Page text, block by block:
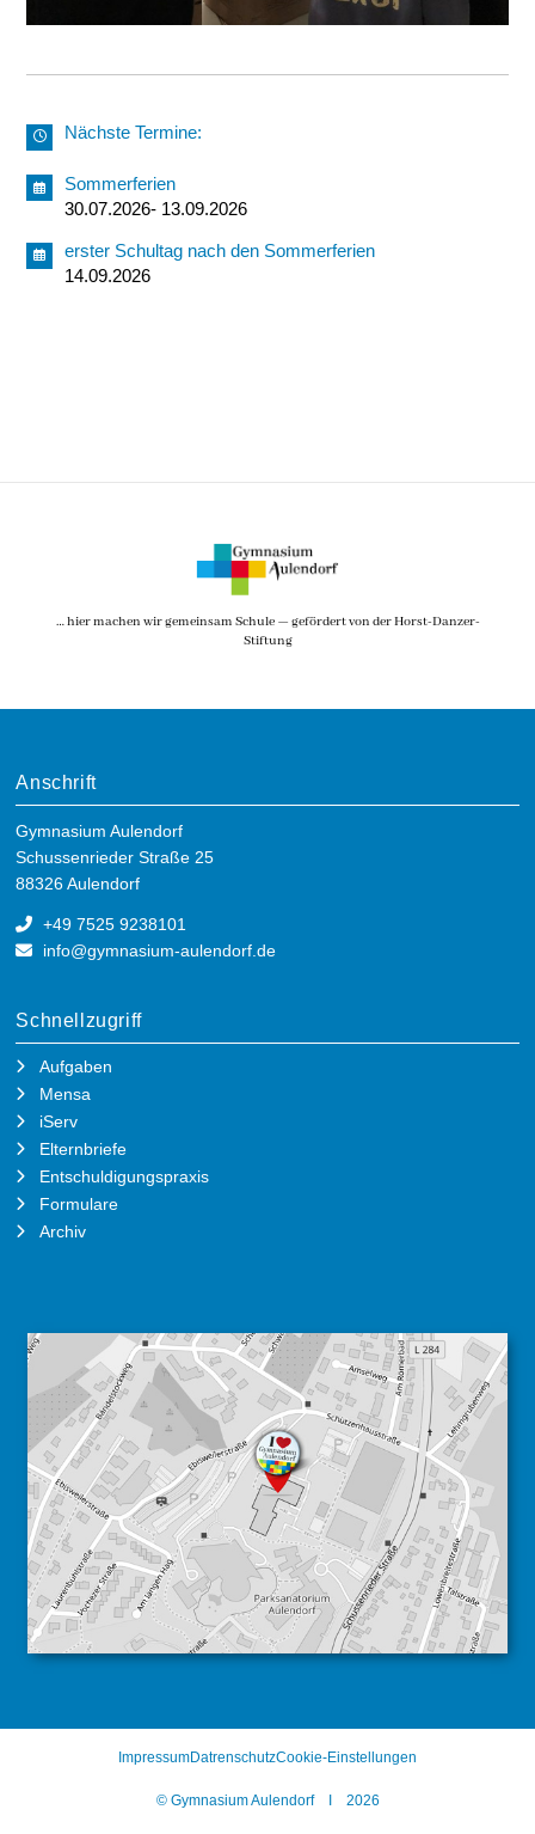
Nächste Termine:
Sommerferien
30.07.2026- 13.09.2026
erster Schultag nach den Sommerferien
14.09.2026
… hier machen wir gemeinsam Schule — gefördert von der Horst-Danzer-
Stiftung
Anschrift
Gymnasium Aulendorf
Schussenrieder Straße 25
88326 Aulendorf
+49 7525 9238101
info@gymnasium-aulendorf.de
Schnellzugriff
Aufgaben
Mensa
iServ
Elternbriefe
Entschuldigungspraxis
Formulare
Archiv
© Gymnasium Aulendorf I 2026
ImpressumDatrenschutzCookie-Einstellungen